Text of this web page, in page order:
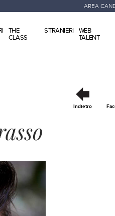
AREA
THE
CLASS
STRANIERI
WEB
TALENT
Indietro